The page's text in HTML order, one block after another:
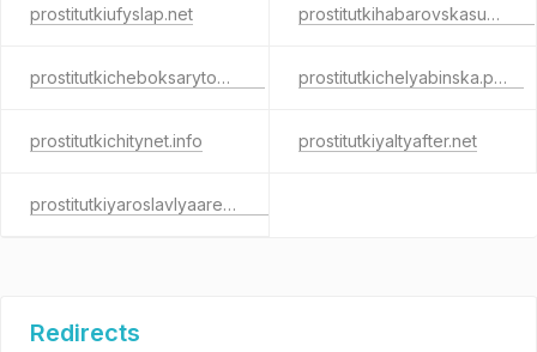
prostitutkiufyslap.net prostitutkihabarovskasuck.net
prostitutkicheboksarytop.com prostitutkichelyabinska.party
prostitutkichitynet.info prostitutkiyaltyafter.net
prostitutkiyaroslavlyaarea.com
Redirects